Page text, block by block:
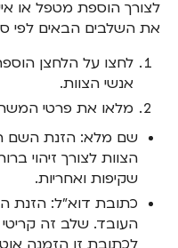
לצורך הוספת מטפל או
את השלבים הבאים לפי
לחצו על הלחצן
אנשי הצוות.
מלאו את פרטי
שם מלא: הזנת השם
הצוות לצורך זיהוי
שקיפות ואחריות.
כתובת דוא"ל: הזנת
העובד. שלב זה